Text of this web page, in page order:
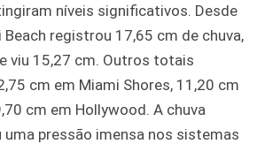
níveis significativos. Desde
registrou 17,65 cm de chuva,
viu 15,27 cm. Outros totais
cm em Miami Shores, 11,20 cm
cm em Hollywood. A chuva
pressão imensa nos sistemas